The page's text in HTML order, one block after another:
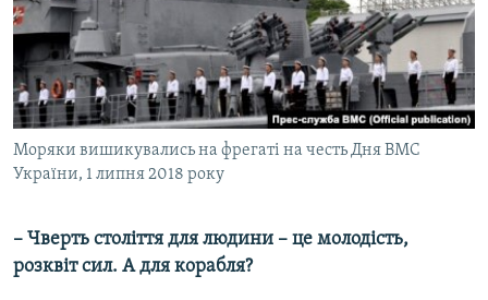
Моряки вишикувались на фрегаті на честь Дня ВМС
України, 1 липня 2018 року
– Чверть століття для людини – це молодість,
розквіт сил. А для корабля?